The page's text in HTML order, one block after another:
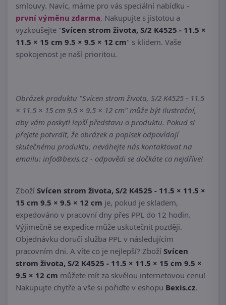
smlouvy. Navíc, máme pro vás speciální nabídku -
první výměnu zdarma. Nakupujte s jistotou a
vyzkoušejte "Svícen strom života, S/2 K4525 - 11.5 ×
11.5 × 15 cm 9.5 × 9.5 × 12 cm" s klidem. Vaše
spokojenost je naší prioritou.
Obrázek produktu "Svícen strom života, S/2 K4525 - 11.5
× 11.5 × 15 cm 9.5 × 9.5 × 12 cm" může být ilustrační,
aby vám poskytl lepší představu o produktu. Pokud si
přejete potvrdit, že obrázek a popisek odpovídají
skutečnému produktu, neváhejte nás kontaktovat na
emailu: info@bexis.cz - odpovědi se dočkáte co nejdříve!
Zboží Svícen strom života, S/2 K4525 - 11.5 × 11.5 ×
15 cm 9.5 × 9.5 × 12 cm je, pokud je skladem,
expedováno v pracovní dny přes PPL do 12 hodin.
Výjimečně se expedice může uskutečnit později.
Objednávku doručí služba PPL v následujícím
pracovním dni. A víte co je nejlepší? Zboží Svícen
strom života, S/2 K4525 - 11.5 × 11.5 × 15 cm 9.5 ×
9.5 × 12 cm můžete mít za skvělou internetovou cenu!
Nakupujte chytře a vše si pořiďte v eshopu Bexis.cz.